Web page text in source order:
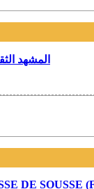
المشهد
DE SOUSSE